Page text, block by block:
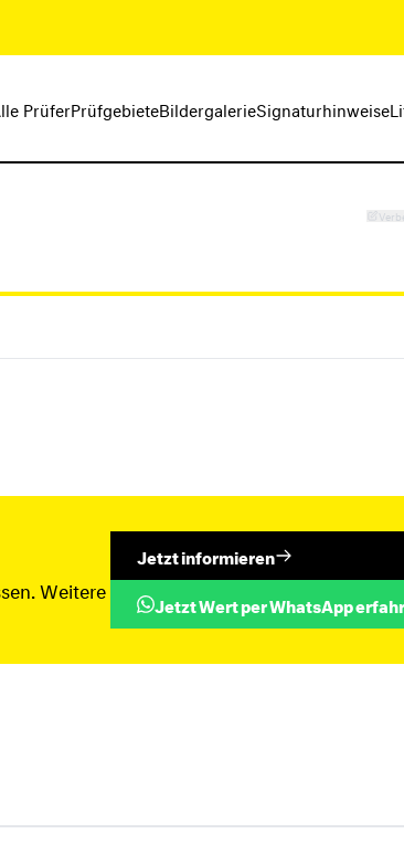
PrüferPrüfgebieteBildergalerieSignaturhinweise
Weitere
Jetzt informieren
Jetzt Wert per WhatsApp